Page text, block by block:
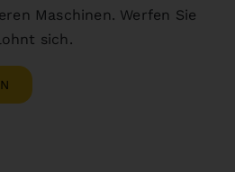
Maschinen. Werfen Sie
sich.